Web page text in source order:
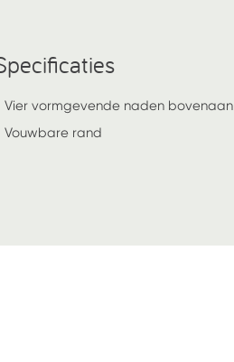
Vier vormgevende naden bovenaan
Vouwbare rand